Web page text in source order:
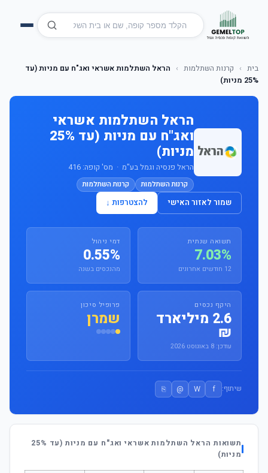
בית › קרנות השתלמות ›
הראל השתלמות אשראי ואג"ח עם מניות (עד
25% מניות)
הראל השתלמות אשראי
ואג"ח עם מניות (עד 25%
מניות)
הראל פנסיה וגמל בע"מ · מס' קופה: 416
קרנות השתלמות קרנות השתלמות
שמור לאזור האישי להצטרפות ↓
תשואה שנתית
7.03%
12 חודשים אחרונים
דמי ניהול
0.55%
מהנכסים בשנה
היקף נכסים
2.6 מיליארד
₪
עודכן: 8 באוגוסט 2026
פרופיל סיכון
שמרן
שיתוף: f
W
@
⎘
תשואות הראל השתלמות אשראי ואג"ח עם מניות (עד 25%
מניות)